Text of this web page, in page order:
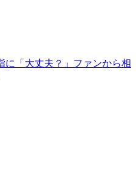
に「大丈夫？」ファンから相